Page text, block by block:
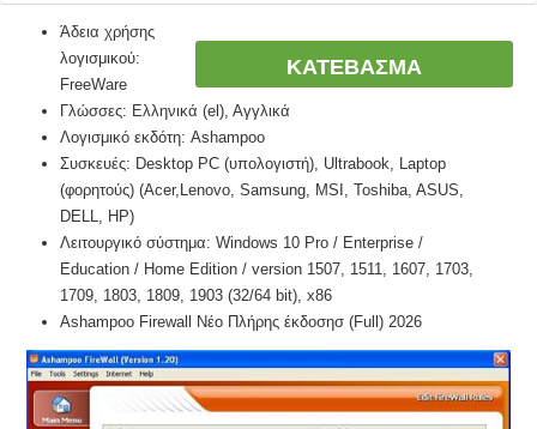
ΚΑΤΕΒΑΣΜΑ
Άδεια χρήσης
λογισμικού:
FreeWare
Γλώσσες: Ελληνικά (el), Αγγλικά
Λογισμικό εκδότη: Ashampoo
Συσκευές: Desktop PC (υπολογιστή), Ultrabook, Laptop
(φορητούς) (Acer,Lenovo, Samsung, MSI, Toshiba, ASUS,
DELL, HP)
Λειτουργικό σύστημα: Windows 10 Pro / Enterprise /
Education / Home Edition / version 1507, 1511, 1607, 1703,
1709, 1803, 1809, 1903 (32/64 bit), x86
Ashampoo Firewall Νέο Πλήρης έκδοσησ (Full) 2026